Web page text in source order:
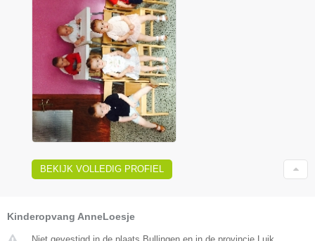
BEKIJK VOLLEDIG PROFIEL
Kinderopvang AnneLoesje